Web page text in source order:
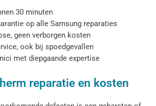
30 minuten
op alle Samsung reparaties
geen verborgen kosten
ook bij spoedgevallen
met diepgaande expertise
reparatie en kosten